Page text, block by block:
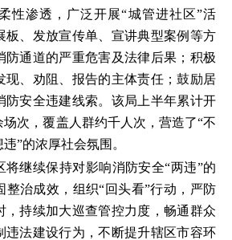
性渗透，广泛开展“城管进社区”活
板、发放宣传单、宣讲典型案例等方
防通道的严重危害及法律后果；积极
现、劝阻、报告的主体责任；鼓励居
防安全违建线索。该局上半年累计开
场次，覆盖人群约千人次，营造了“不
”的浓厚社会氛围。
将继续保持对影响消防安全“两违”的
整治成效，组织“回头看”行动，严防
，持续加大巡查管控力度，畅通群众
违法建设行为，不断提升辖区市容环